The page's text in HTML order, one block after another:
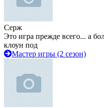
Серж
Это игра прежде всего... а
клоун под
Мастер игры (2 сезон)